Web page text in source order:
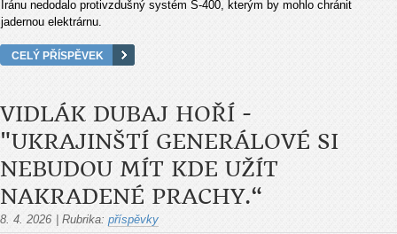
Íránu nedodalo protivzdušný systém S-400, kterým by mohlo chránit
jadernou elektrárnu.
CELÝ PŘÍSPĚVEK
VIDLÁK DUBAJ HOŘÍ -
"UKRAJINŠTÍ GENERÁLOVÉ SI
NEBUDOU MÍT KDE UŽÍT
NAKRADENÉ PRACHY.“
8. 4. 2026 Rubrika: příspěvky